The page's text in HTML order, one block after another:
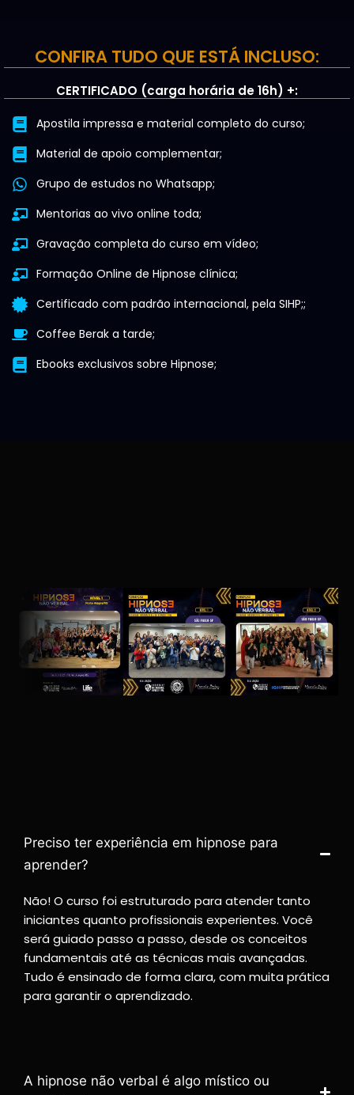
CONFIRA TUDO QUE ESTÁ INCLUSO:
CERTIFICADO (carga horária de 16h) +:
Apostila impressa e material completo do curso;
Material de apoio complementar;
Grupo de estudos no Whatsapp;
Mentorias ao vivo online toda;
Gravação completa do curso em vídeo;
Formação Online de Hipnose clínica;
Certificado com padrão internacional, pela SIHP;;
Coffee Berak a tarde;
Ebooks exclusivos sobre Hipnose;
Preciso ter experiência em hipnose para
aprender?
Não! O curso foi estruturado para atender tanto
iniciantes quanto profissionais experientes. Você
será guiado passo a passo, desde os conceitos
fundamentais até as técnicas mais avançadas.
Tudo é ensinado de forma clara, com muita prática
para garantir o aprendizado.
A hipnose não verbal é algo místico ou